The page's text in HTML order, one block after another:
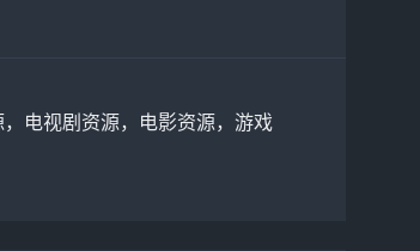
电视剧资源，电影资源，游戏